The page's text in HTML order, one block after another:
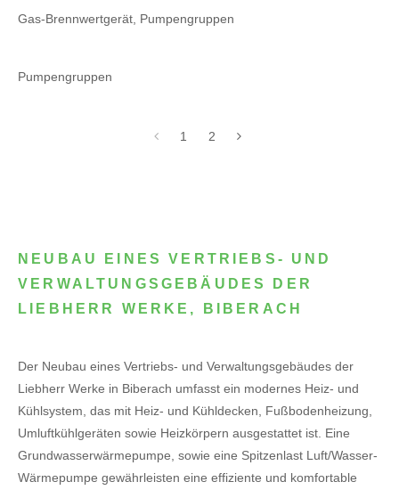
Gas-Brennwertgerät, Pumpengruppen
Pumpengruppen
1 2
NEUBAU EINES VERTRIEBS- UND
VERWALTUNGSGEBÄUDES DER
LIEBHERR WERKE, BIBERACH
Der Neubau eines Vertriebs- und Verwaltungsgebäudes der
Liebherr Werke in Biberach umfasst ein modernes Heiz- und
Kühlsystem, das mit Heiz- und Kühldecken, Fußbodenheizung,
Umluftkühlgeräten sowie Heizkörpern ausgestattet ist. Eine
Grundwasserwärmepumpe, sowie eine Spitzenlast Luft/Wasser-
Wärmepumpe gewährleisten eine effiziente und komfortable